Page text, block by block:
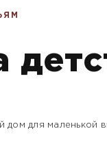
дом для маленькой